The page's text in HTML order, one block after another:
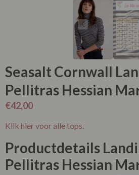
Seasalt Cornwall
Pellitras Hessian
€42,00
Klik hier voor alle tops.
Productdetails
Pellitras Hessian